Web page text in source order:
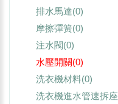
排水馬達(0)
摩擦彈簧(0)
注水閥(0)
水壓開關(0)
洗衣機材料(0)
洗衣機進水管速拆座